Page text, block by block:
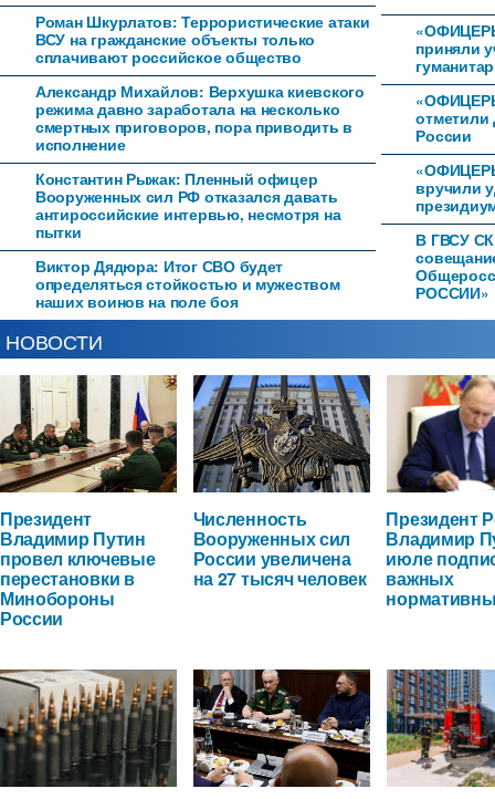
Роман Шкурлатов: Террористические атаки
ВСУ на гражданские объекты только
сплачивают российское общество
Александр Михайлов: Верхушка киевского
режима давно заработала на несколько
смертных приговоров, пора приводить в
исполнение
Константин Рыжак: Пленный офицер
Вооруженных сил РФ отказался давать
антироссийские интервью, несмотря на
пытки
Виктор Дядюра: Итог СВО будет
определяться стойкостью и мужеством
наших воинов на поле боя
приняли
отметили
России
вручили
В ГВСУ СК
РОССИИ»
НОВОСТИ
Президент
Владимир Путин
провел ключевые
перестановки в
Минобороны
России
Численность
Вооруженных сил
России увеличена
на 27 тысяч человек
Президент
Владимир
июле
важных